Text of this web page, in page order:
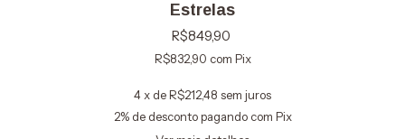
Estrelas
R$849,90
R$832,90 com Pix
4 x deR$212,48 sem juros
2% de descontopagando com Pix